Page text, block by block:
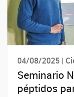
04/08/2025 |
Seminario
péptidos